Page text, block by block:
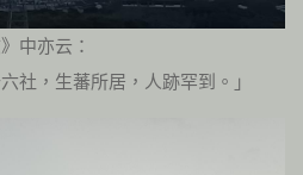
中亦云：
社，生蕃所居，人跡罕到。」